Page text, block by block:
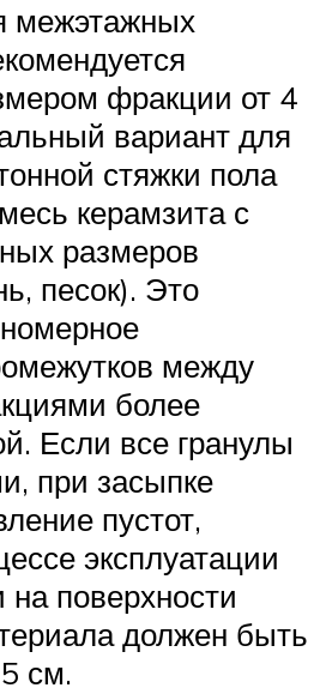
межэтажных
фракции от 4
вариант для
стяжки пола
керамзита с
размеров
песок). Это
между
более
Если все гранулы
при засыпке
пустот,
эксплуатации
поверхности
должен быть
см.